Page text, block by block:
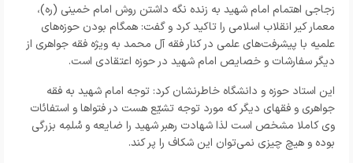
زجاجی اهتمام امام شهید به زنده نگه داشتن روش امام خمینی (ره)،
معمار کیر انقلاب اسلامی را تاکید کرد و گفت: همگام بودن حوزه‌های
علمیه با پیشرفت‌های علمی در کنار فقه آل محمد به ویژه فقه جواهری از
دیگر سفارشات و خصایص امام شهید در حوزه اعتقادی است.
این استاد حوزه و دانشگاه خاطرنشان کرد: توجه امام شهید به فقه
جواهری و فقهای دیگر که مورد توجه تشیّع هست در فتوا‌ها و استفائات
وی کاملا مشخص است لذا شهادت رهبر شهید را ضایعه و سُلمِه بزرگی
بوده و هیچ چیزی نمی‌توان این شکاف را پر کند.